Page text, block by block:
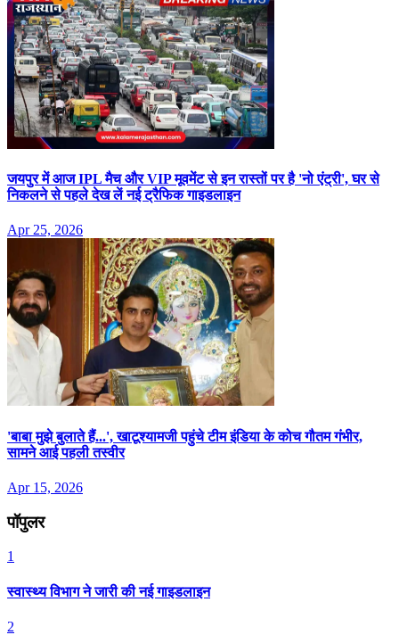
जयपुर में आज IPL मैच और VIP मूवमेंट से इन रास्तों पर है 'नो एंट्री', घर से
निकलने से पहले देख लें नई ट्रैफिक गाइडलाइन
Apr 25, 2026
'बाबा मुझे बुलाते हैं...', खाटूश्यामजी पहुंचे टीम इंडिया के कोच गौतम गंभीर,
सामने आई पहली तस्वीर
Apr 15, 2026
पॉपुलर
1
स्वास्थ्य विभाग ने जारी की नई गाइडलाइन
2